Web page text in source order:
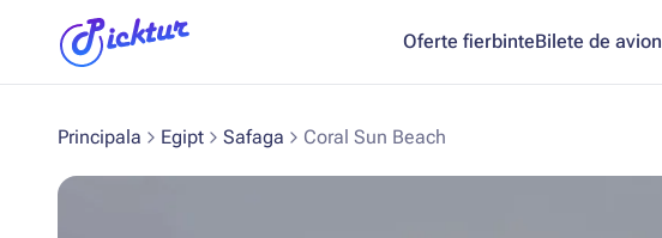
Oferte fierbinteBilete de avion
Principala Egipt Safaga Coral Sun Beach